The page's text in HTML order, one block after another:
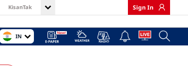
KisanTak Sign In
IN